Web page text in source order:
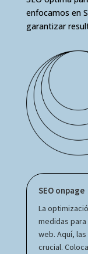
enfocamos en
garantizar
SEO onpage
La
medidas
web. Aquí,
crucial.